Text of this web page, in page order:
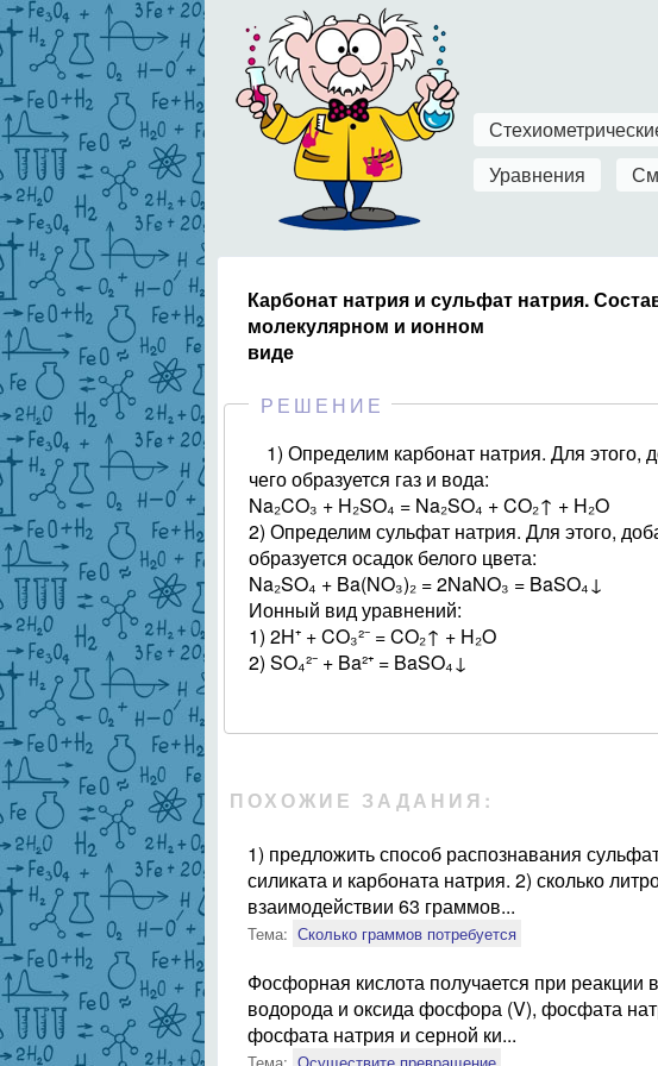
Уравнения
Карбонат натрия и сульфат натрия.
молекулярном и ионном
виде
РЕШЕНИЕ
1) Определим карбонат натрия. Для этого,
чего образуется газ и вода:
Na₂CO₃ + H₂SO₄ = Na₂SO₄ + CO₂↑ + H₂O
2) Определим сульфат натрия. Для этого,
образуется осадок белого цвета:
Na₂SO₄ + Ba(NO₃)₂ = 2NaNO₃ = BaSO₄↓
Ионный вид уравнений:
1) 2H⁺ + CO₃²⁻ = CO₂↑ + H₂O
2) SO₄²⁻ + Ba²⁺ = BaSO₄↓
ПОХОЖИЕ ЗАДАНИЯ:
1) предложить способ распознавания
силиката и карбоната натрия. 2) сколько
взаимодействии 63 граммов...
Тема: Сколько граммов потребуется
Фосфорная кислота получается при
водорода и оксида фосфора (V), фосфата
фосфата натрия и серной ки...